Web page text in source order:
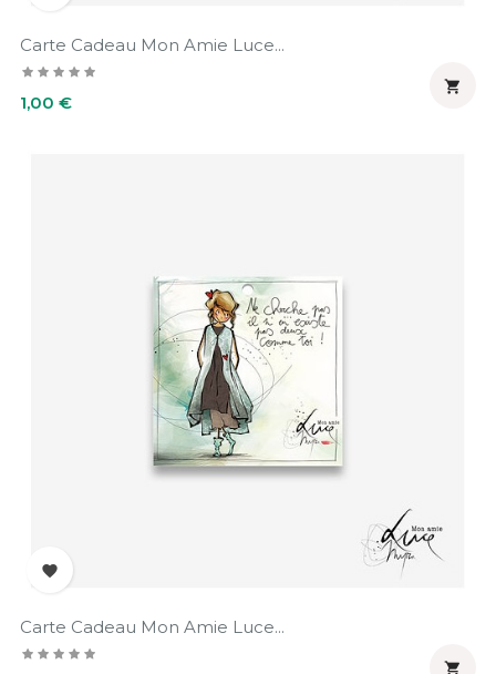
Carte Cadeau Mon Amie Luce...
Prix
1,00 €


Carte Cadeau Mon Amie Luce...
